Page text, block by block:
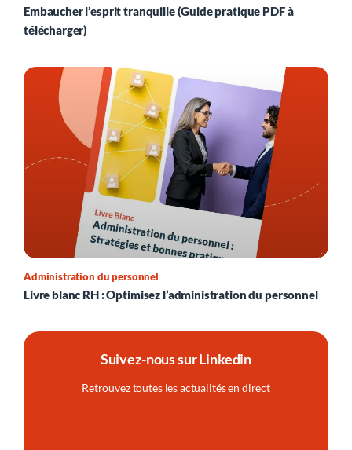
Embaucher l’esprit tranquille (Guide pratique PDF à
télécharger)
Administration du personnel
Livre blanc RH : Optimisez l’administration du personnel
Suivez-nous sur Linkedin
Retrouvez toutes les actualités en direct